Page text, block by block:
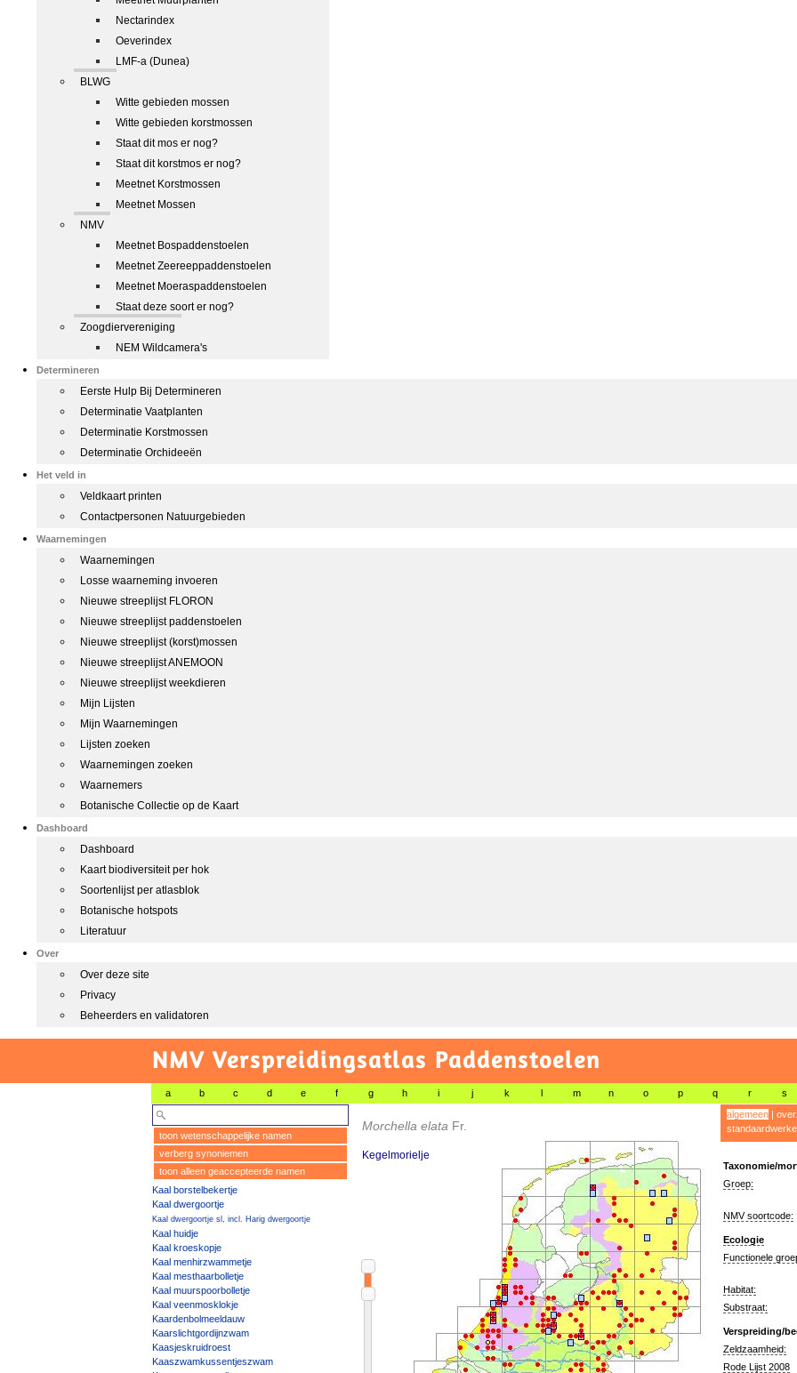
Nectarindex
Oeverindex
LMF-a (Dunea)
BLWG
Witte gebieden mossen
Witte gebieden korstmossen
Staat dit mos er nog?
Staat dit korstmos er nog?
Meetnet Korstmossen
Meetnet Mossen
NMV
Meetnet Bospaddenstoelen
Meetnet Zeereeppaddenstoelen
Meetnet Moeraspaddenstoelen
Staat deze soort er nog?
Zoogdiervereniging
NEM Wildcamera's
Determineren
Eerste Hulp Bij Determineren
Determinatie Vaatplanten
Determinatie Korstmossen
Determinatie Orchideeën
Het veld in
Veldkaart printen
Contactpersonen Natuurgebieden
Waarnemingen
Waarnemingen
Losse waarneming invoeren
Nieuwe streeplijst FLORON
Nieuwe streeplijst paddenstoelen
Nieuwe streeplijst (korst)mossen
Nieuwe streeplijst ANEMOON
Nieuwe streeplijst weekdieren
Mijn Lijsten
Mijn Waarnemingen
Lijsten zoeken
Waarnemingen zoeken
Waarnemers
Botanische Collectie op de Kaart
Dashboard
Dashboard
Kaart biodiversiteit per hok
Soortenlijst per atlasblok
Botanische hotspots
Literatuur
Over
Over deze site
Privacy
Beheerders en validatoren
NMV Verspreidingsatlas Paddenstoelen
a b c d e f g h i j k l m n o p q r s
toon wetenschappelijke namen
verberg synoniemen
toon alleen geaccepteerde namen
Kaal borstelbekertje
Kaal dwergoortje
Kaal dwergoortje sl, incl. Harig dwergoortje
Kaal huidje
Kaal kroeskopje
Kaal menhirzwammetje
Kaal mesthaarbolletje
Kaal muurspoorbolletje
Kaal veenmosklokje
Kaardenbolmeeldauw
Kaarslichtgordijnzwam
Kaasjeskruidroest
Kaaszwamkussentjeszwam
Morchella elata Fr.
Kegelmorielje
algemeen|
Taxonomie/
Groep:
NMV soortcode:
Ecologie
Functionele
Habitat:
Substraat:
Verspreiding/
Zeldzaamheid:
Rode Lijst 2008